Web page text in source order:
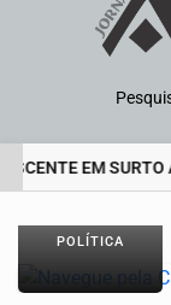
EM SURTO
POLÍTICA